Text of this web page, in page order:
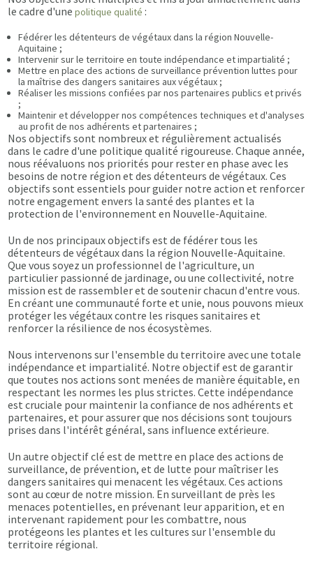
le cadre d'unepolitique qualité :
Fédérer les détenteurs de végétaux dans la région Nouvelle-
Aquitaine ;
Intervenir sur le territoire en toute indépendance et impartialité ;
Mettre en place des actions de surveillance prévention luttes pour
la maîtrise des dangers sanitaires aux végétaux ;
Réaliser les missions confiées par nos partenaires publics et privés
;
Maintenir et développer nos compétences techniques et d'analyses
au profit de nos adhérents et partenaires ;
Nos objectifs sont nombreux et régulièrement actualisés
dans le cadre d'une politique qualité rigoureuse. Chaque année,
nous réévaluons nos priorités pour rester en phase avec les
besoins de notre région et des détenteurs de végétaux. Ces
objectifs sont essentiels pour guider notre action et renforcer
notre engagement envers la santé des plantes et la
protection de l'environnement en Nouvelle-Aquitaine.
Un de nos principaux objectifs est de fédérer tous les
détenteurs de végétaux dans la région Nouvelle-Aquitaine.
Que vous soyez un professionnel de l'agriculture, un
particulier passionné de jardinage, ou une collectivité, notre
mission est de rassembler et de soutenir chacun d'entre vous.
En créant une communauté forte et unie, nous pouvons mieux
protéger les végétaux contre les risques sanitaires et
renforcer la résilience de nos écosystèmes.
Nous intervenons sur l'ensemble du territoire avec une totale
indépendance et impartialité. Notre objectif est de garantir
que toutes nos actions sont menées de manière équitable, en
respectant les normes les plus strictes. Cette indépendance
est cruciale pour maintenir la confiance de nos adhérents et
partenaires, et pour assurer que nos décisions sont toujours
prises dans l'intérêt général, sans influence extérieure.
Un autre objectif clé est de mettre en place des actions de
surveillance, de prévention, et de lutte pour maîtriser les
dangers sanitaires qui menacent les végétaux. Ces actions
sont au cœur de notre mission. En surveillant de près les
menaces potentielles, en prévenant leur apparition, et en
intervenant rapidement pour les combattre, nous
protégeons les plantes et les cultures sur l'ensemble du
territoire régional.